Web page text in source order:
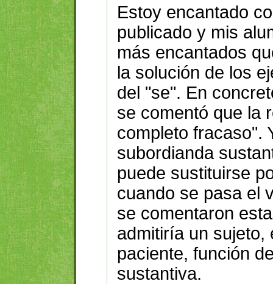
Estoy encantado
publicado y mis
más encantados
la solución de los
del "se". En
se comentó que la
completo fracaso".
subordianda
puede sustituirse
cuando se pasa el
se comentaron
admitiría un sujeto,
paciente, función
sustantiva.